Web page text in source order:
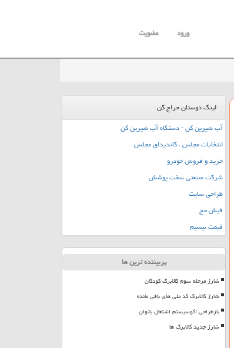
ورود عضویت
لینک دوستان حراج کن
آب شیرین کن - دستگاه آب شیرین کن
انتخابات مجلس ، کاندیدای مجلس
خرید و فروش خودرو
شرکت صنعتی سخت پوشش
طراحی سایت
فیش حج
قیمت بیسیم
پربیننده ترین ها
شارژ مرحله سوم کالابرگ کودکان
شارژ کالابرگ کد ملی های باقی مانده
بازطراحی اکوسیستم اشتغال بانوان
شارژ جدید کالابرگ ها